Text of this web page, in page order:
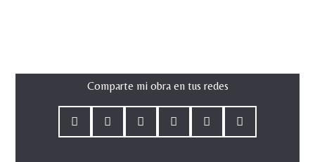
Comparte mi obra en tus redes